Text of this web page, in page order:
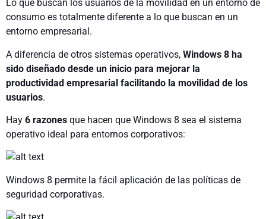
Lo que buscan los usuarios de la movilidad en un entorno de
consumo es totalmente diferente a lo que buscan en un
entorno empresarial.
A diferencia de otros sistemas operativos, Windows 8 ha
sido diseñado desde un inicio para mejorar la
productividad empresarial facilitando la movilidad de los
usuarios.
Hay 6 razones que hacen que Windows 8 sea el sistema
operativo ideal para entornos corporativos:
Windows 8 permite la fácil aplicación de las políticas de
seguridad corporativas.